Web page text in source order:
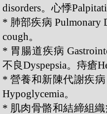
disorders。心悸
* 肺部疾病 Pulmonary
cough。
* 胃腸道疾病
不良Dyspepsia。痔瘡
* 營養和新陳代謝疾病
Hypoglycemia。
* 肌肉骨骼和結締組織